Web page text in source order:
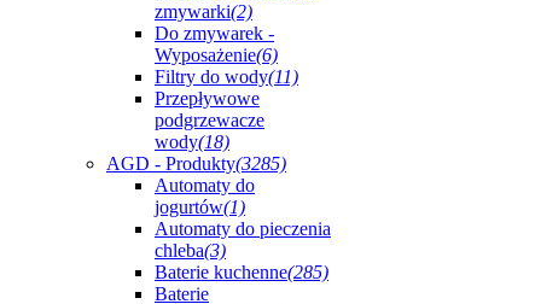
zmywarki(2)
Do zmywarek -
Wyposażenie(6)
Filtry do wody(11)
Przepływowe
podgrzewacze
wody(18)
AGD - Produkty(3285)
Automaty do
jogurtów(1)
Automaty do pieczenia
chleba(3)
Baterie kuchenne(285)
Baterie